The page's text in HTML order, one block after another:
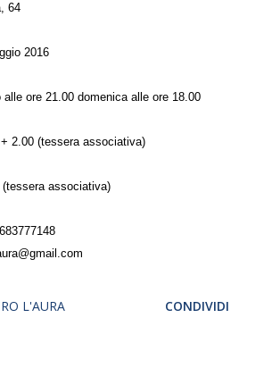
64
2016
ore 21.00 domenica alle ore 18.00
2.00 (tessera associativa)
associativa)
L'AURA CONDIVIDI